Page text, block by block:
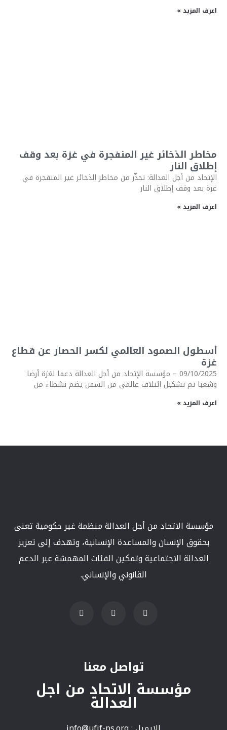
اعرف المزيد »
مخاطر الذخائر غير المنفجرة في غزة بعد وقف
إطلاق النار
الإتحاد من أجل العدالة: تحذّر من مخاطر الذخائر غير المنفجرة في
غزة بعد وقف إطلاق النار
اعرف المزيد »
أسطول الصمود العالمي لكسر الحصار عن قطاع
غزة
09/10/2025 – مؤسسة الإتحاد من أجل العدالة دعما لغزة أرضا
وشعبا تم تشكيل ائتلاف عالمي من السفن يضم نشطاء من
اعرف المزيد »
مؤسسة الاتحاد من أجل العدالة منظمة غير حكومية تعنى
بحقوق الإنسان والمساعدة الإنسانية، وتهدف إلى تعزيز
العدالة الاجتماعية وتمكين الفئات المهمشة عبر الدعم
القانوني والإنساني.
تواصل معنا
مؤسسة الاتحاد من اجل
العدالة